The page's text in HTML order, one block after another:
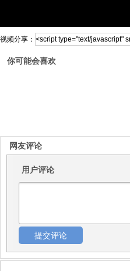
视频分享：
你可能会喜欢
网友评论
用户评论